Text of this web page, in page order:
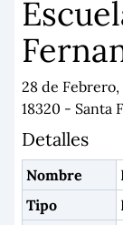
28 de Febrero,
18320 - Santa
Detalles
Nombre
Tipo